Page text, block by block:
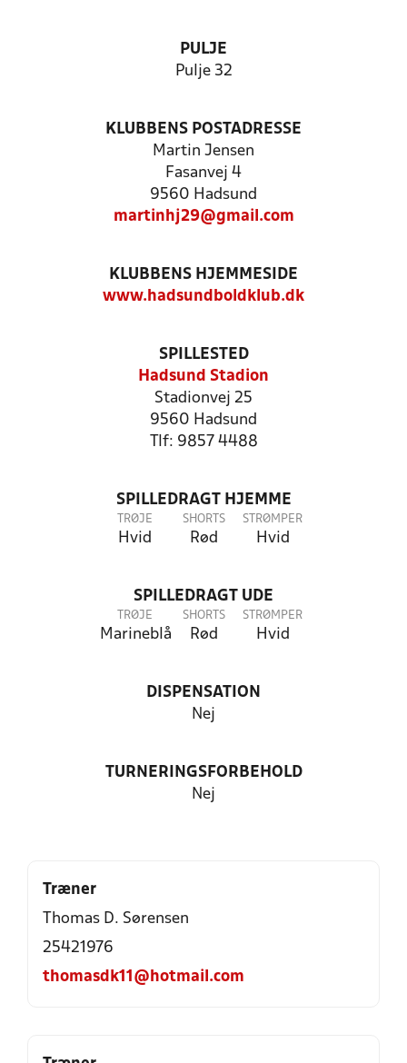
PULJE
Pulje 32
KLUBBENS POSTADRESSE
Martin Jensen
Fasanvej 4
9560 Hadsund
martinhj29@gmail.com
KLUBBENS HJEMMESIDE
www.hadsundboldklub.dk
SPILLESTED
Hadsund Stadion
Stadionvej 25
9560 Hadsund
Tlf: 9857 4488
SPILLEDRAGT HJEMME
TRØJE
Hvid
SHORTS
Rød
STRØMPER
Hvid
SPILLEDRAGT UDE
TRØJE
Marineblå
SHORTS
Rød
STRØMPER
Hvid
DISPENSATION
Nej
TURNERINGSFORBEHOLD
Nej
Træner
Thomas D. Sørensen
25421976
thomasdk11@hotmail.com